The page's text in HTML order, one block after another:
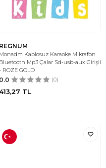
REGNUM
Monadm Kablosuz Karaoke Mikrafon
Bluetooth Mp3 Çalar Sd-usb-aux Girişli
ROZE GOLD
0.0 (0)
413,27 TL